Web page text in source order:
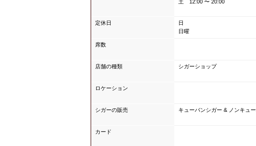
土 12:00 〜 20:00
定休日
日
日曜
席数
店舗の種類 シガーショップ
ロケーション
シガーの販売 キューバンシガー & ノンキュ
カード